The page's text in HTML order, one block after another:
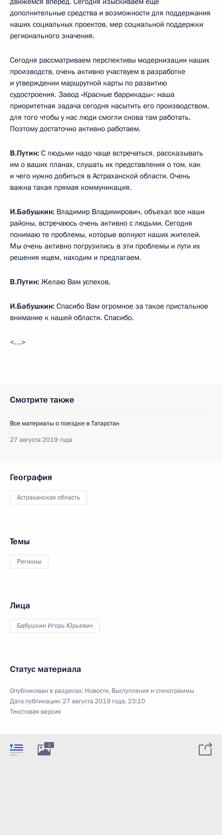
дополнительные средства и возможности для поддержания
наших социальных проектов, мер социальной поддержки
регионального значения.
Сегодня рассматриваем перспективы модернизации наших
производств, очень активно участвуем в разработке
и утверждении маршрутной карты по развитию
судостроения. Завод «Красные баррикады»: наша
приоритетная задача сегодня насытить его производством,
для того чтобы у нас люди смогли снова там работать.
Поэтому достаточно активно работаем.
В.Путин: С людьми надо чаще встречаться, рассказывать
им о ваших планах, слушать их представления о том, как
и чего нужно добиться в Астраханской области. Очень
важна такая прямая коммуникация.
И.Бабушкин: Владимир Владимирович, объехал все наши
районы, встречаюсь очень активно с людьми. Сегодня
понимаю те проблемы, которые волнуют наших жителей.
Мы очень активно погрузились в эти проблемы и пути их
решения ищем, находим и предлагаем.
В.Путин: Желаю Вам успехов.
И.Бабушкин: Спасибо Вам огромное за такое пристальное
внимание к нашей области. Спасибо.
<…>
Смотрите также
Все материалы о поездке в Татарстан
27 августа 2019 года
География
Астраханская область
Темы
Регионы
Лица
Бабушкин Игорь Юрьевич
Статус материала
Опубликован в разделах: Новости, Выступления и стенограммы
Дата публикации:27 августа 2019 года, 23:10
Текстовая версия
2